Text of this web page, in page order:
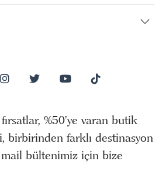
%50’ye varan butik
birbirinden farklı destinasyon
bültenimiz için bize